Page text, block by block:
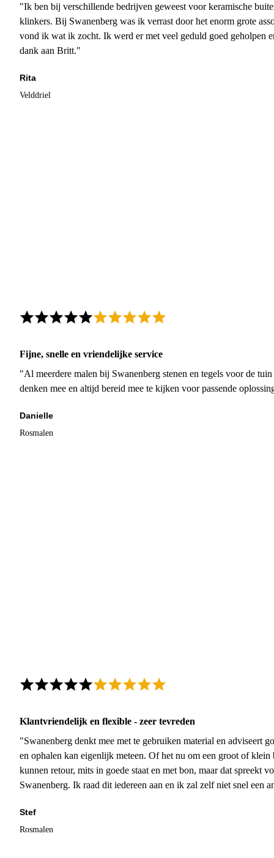
"Ik ben bij verschillende bedrijven geweest voor keramische
klinkers. Bij Swanenberg was ik verrast door het enorm grote
vond ik wat ik zocht. Ik werd er met veel geduld goed geholpen
dank aan Britt."
Rita
Velddriel
Fijne, snelle en vriendelijke service
"Al meerdere malen bij Swanenberg stenen en tegels voor de
denken mee en altijd bereid mee te kijken voor passende
Danielle
Rosmalen
Klantvriendelijk en flexible - zeer tevreden
"Swanenberg denkt mee met te gebruiken material en adviseert
en ophalen kan eigenlijk meteen. Of het nu om een groot of
kunnen retour, mits in goede staat en met bon, maar dat spreekt
Swanenberg. Ik raad dit iedereen aan en ik zal zelf niet snel een
Stef
Rosmalen